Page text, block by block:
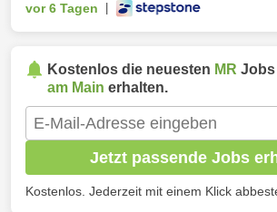
vor 6 Tagen
Kostenlos die neuesten MR Jobs
am Main erhalten.
Jetzt passende Jobs
Kostenlos. Jederzeit mit einem Klick